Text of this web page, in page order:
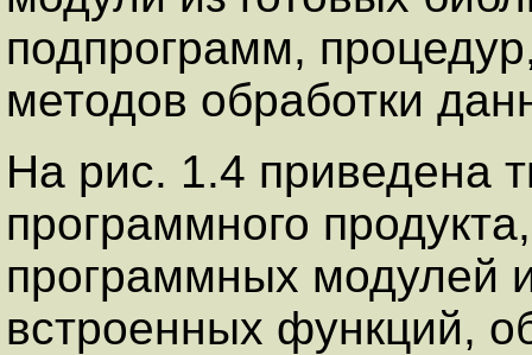
подпрограмм,
методов обработки
На рис. 1.4 приведена
программного
программных модулей
встроенных функций,